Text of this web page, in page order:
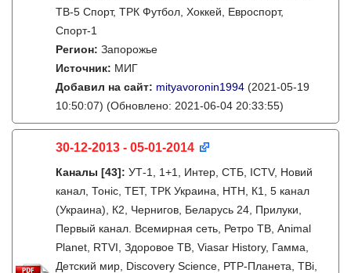
ТВ-5 Спорт, ТРК Футбол, Хоккей, Евроспорт,
Спорт-1
Регион: Запорожье
Источник: МИГ
Добавил на сайт: mityavoronin1994 (2021-05-19
10:50:07) (Обновлено: 2021-06-04 20:33:55)
30-12-2013 - 05-01-2014
Каналы [43]: УТ-1, 1+1, Интер, СТБ, ICTV, Новий
канал, Тонiс, ТЕТ, ТРК Украина, НТН, К1, 5 канал
(Украина), К2, Чернигов, Беларусь 24, Прилуки,
Первый канал. Всемирная сеть, Ретро ТВ, Animal
Planet, RTVI, Здоровое ТВ, Viasar History, Гамма,
Детский мир, Discovery Science, РТР-Планета, ТВi,